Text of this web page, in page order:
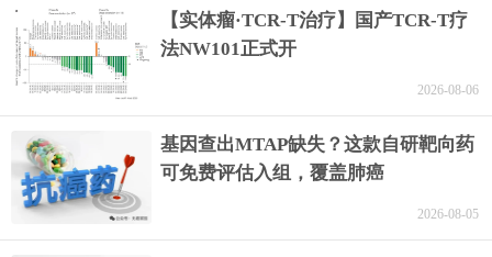
【实体瘤·TCR-T治疗】国产TCR-T疗
法NW101正式开
2026-08-06
基因查出MTAP缺失？这款自研靶向药
可免费评估入组，覆盖肺癌
2026-08-05